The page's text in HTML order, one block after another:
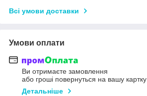
Всі умови доставки
Умови оплати
Ви отримаєте замовлення
або гроші повернуться на вашу картку
Детальніше